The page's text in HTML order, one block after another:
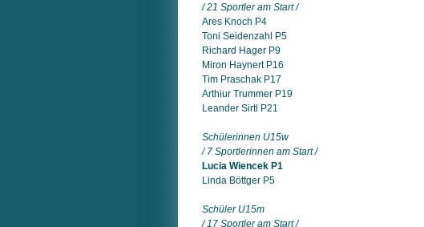
/ 21 Sportler am Start /
Ares Knoch P4
Toni Seidenzahl P5
Richard Hager P9
Miron Haynert P16
Tim Praschak P17
Arthiur Trummer P19
Leander Sirtl P21
Schülerinnen U15w
/ 7 Sportlerinnen am Start /
Lucia Wiencek P1
Linda Böttger P5
Schüler U15m
/ 17 Sportler am Start /